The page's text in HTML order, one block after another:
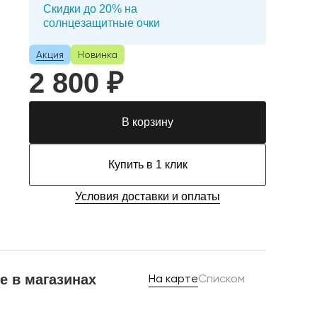
Скидки до 20% на
солнцезащитные очки
Акция Новинка
2 800 ₽
В корзину
Купить в 1 клик
Условия доставки и оплаты
в магазинах На картеСписком